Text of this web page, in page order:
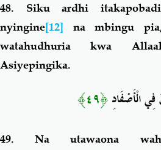
48. Siku ardhi
nyingine[12] na mbingu
watahudhuria kwa
Asiyepingika.
الْأَصْفَادِ﴿٤٩﴾
49. Na utawaona